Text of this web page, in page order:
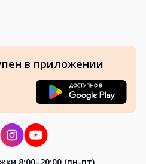
в приложении
8:00–20:00 (пн-пт)